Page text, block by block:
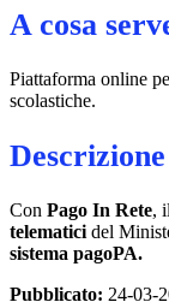
A cosa
Piattaforma online
scolastiche.
Con Pago In Rete,
telematici del
sistema pagoPA.
Pubblicato: 24-03-